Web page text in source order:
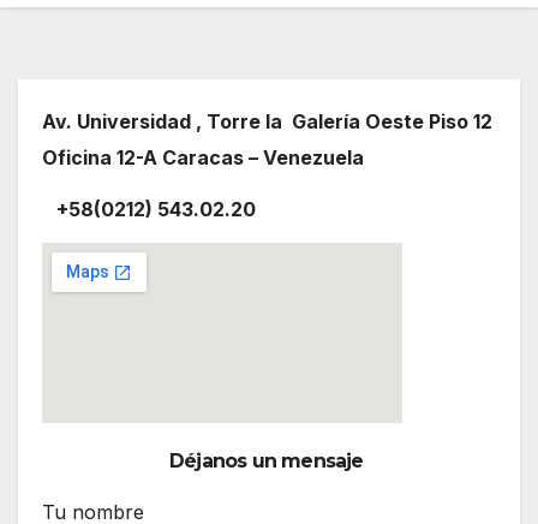
Av. Universidad , Torre la Galería Oeste Piso 12
Oficina 12-A Caracas – Venezuela
+58(0212) 543.02.20
Déjanos un mensaje
Tu nombre